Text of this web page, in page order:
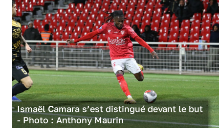
Ismaël Camara s’est distingué devant le but
- Photo : Anthony Maurin